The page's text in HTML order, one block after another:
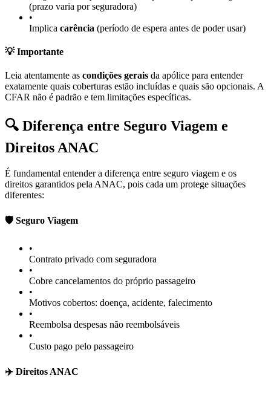
(prazo varia por seguradora)
•
Implica carência (período de espera antes de poder usar)
💡 Importante
Leia atentamente as condições gerais da apólice para entender
exatamente quais coberturas estão incluídas e quais são opcionais. A
CFAR não é padrão e tem limitações específicas.
🔍 Diferença entre Seguro Viagem e
Direitos ANAC
É fundamental entender a diferença entre seguro viagem e os
direitos garantidos pela ANAC, pois cada um protege situações
diferentes:
🛡️ Seguro Viagem
•
Contrato privado com seguradora
•
Cobre cancelamentos do próprio passageiro
•
Motivos cobertos: doença, acidente, falecimento
•
Reembolsa despesas não reembolsáveis
•
Custo pago pelo passageiro
✈️ Direitos ANAC